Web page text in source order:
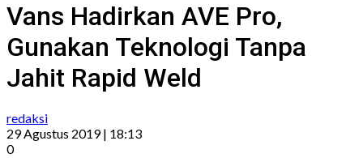
Vans Hadirkan AVE Pro,
Gunakan Teknologi Tanpa
Jahit Rapid Weld
redaksi
29 Agustus 2019 | 18:13
0